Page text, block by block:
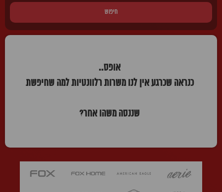
חיפוש
אופס..
כנראה שכרגע אין לנו משרות רלוונטיות למה שחיפשת
שננסה משהו אחר?